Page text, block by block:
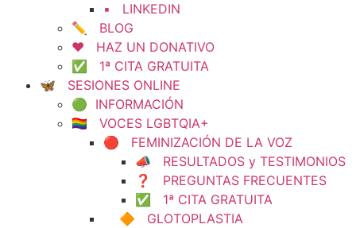
▪️ LINKEDIN
✏️ BLOG
❤️ HAZ UN DONATIVO
✅ 1ª CITA GRATUITA
🦋 SESIONES ONLINE
🟢 INFORMACIÓN
🏳️‍🌈 VOCES LGBTQIA+
🔴 FEMINIZACIÓN DE LA VOZ
📣 RESULTADOS y TESTIMONIOS
❓ PREGUNTAS FRECUENTES
✅ 1ª CITA GRATUITA
🔶 GLOTOPLASTIA